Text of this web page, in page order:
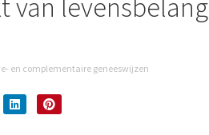
van levensbelang
en complementaire geneeswijzen